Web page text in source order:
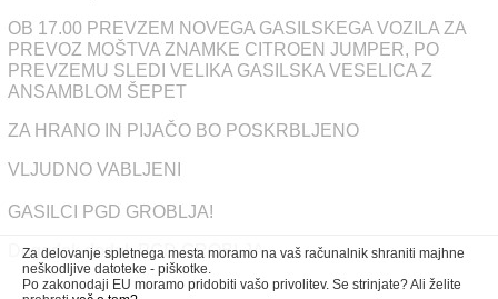
OB 17.00 PREVZEM NOVEGA GASILSKEGA VOZILA ZA
PREVOZ MOŠTVA ZNAMKE CITROEN JUMPER, PO
PREVZEMU SLEDI VELIKA GASILSKA VESELICA Z
ANSAMBLOM ŠEPET
ZA HRANO IN PIJAČO BO POSKRBLJENO
VLJUDNO VABLJENI
GASILCI PGD GROBLJA!
Dogodek dodal: PGD GROBLJA
Za delovanje spletnega mesta moramo na vaš računalnik shraniti majhne
neškodljive datoteke - piškotke.
Po zakonodaji EU moramo pridobiti vašo privolitev. Se strinjate? Ali želite